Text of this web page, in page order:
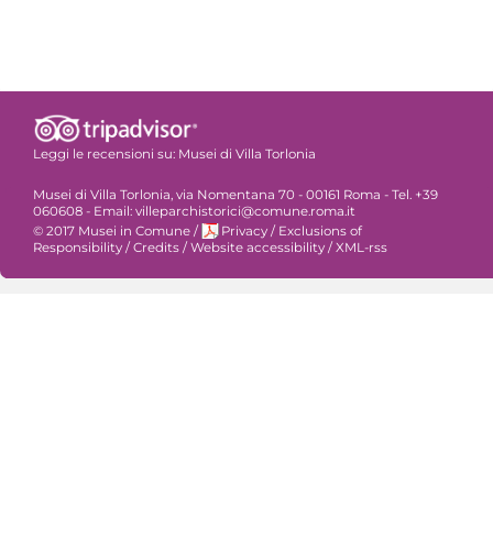
Leggi le recensioni su: Musei di Villa Torlonia
Musei di Villa Torlonia, via Nomentana 70 - 00161 Roma - Tel. +39
060608 - Email: villeparchistorici@comune.roma.it
© 2017 Musei in Comune / Privacy / Exclusions of
Responsibility / Credits / Website accessibility / XML-rss